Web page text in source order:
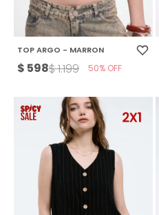
TOP ARGO - MARRON
$ 598$1.199 50